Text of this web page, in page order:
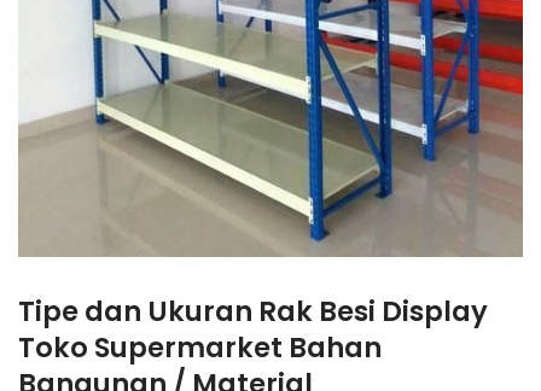
Tipe dan Ukuran Rak Besi Display
Toko Supermarket Bahan